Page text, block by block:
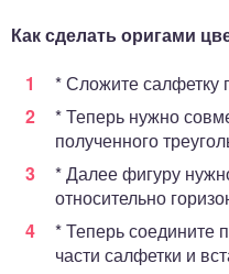
Как сделать оригами
* Сложите салфетку
* Теперь нужно
полученного
* Далее фигуру
относительно
* Теперь соедините
части салфетки и